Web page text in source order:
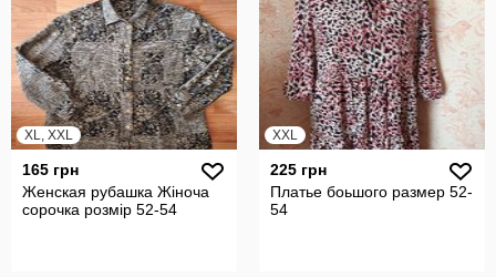
XL, XXL
165 грн
Женская рубашка Жіноча
сорочка розмір 52-54
XXL
225 грн
Платье боьшого размер 52-
54